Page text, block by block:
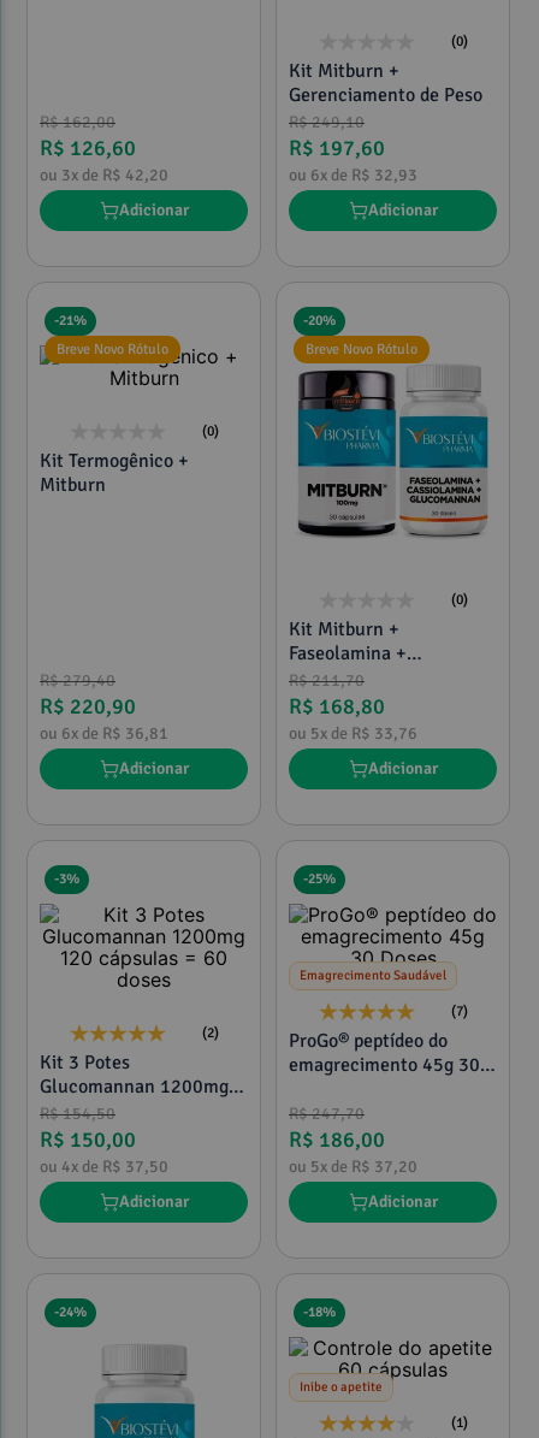
R$162,00
R$ 126,60
ou 3x de R$ 42,20
Adicionar
(0)
Kit Mitburn +
Gerenciamento de Peso
R$249,10
R$ 197,60
ou 6x de R$ 32,93
Adicionar
-21%
Breve Novo Rótulo
(0)
Kit Termogênico +
Mitburn
R$279,40
R$ 220,90
ou 6x de R$ 36,81
Adicionar
-20%
Breve Novo Rótulo
(0)
Kit Mitburn +
Faseolamina +
Cassiolamina +
Glucomannan - Bioblock
R$211,70
R$ 168,80
ou 5x de R$ 33,76
Adicionar
-3%
(2)
Kit 3 Potes
Glucomannan 1200mg
120 cápsulas = 60 doses
R$154,50
R$ 150,00
ou 4x de R$ 37,50
Adicionar
-25%
Emagrecimento Saudável
(7)
ProGo® peptídeo do
emagrecimento 45g 30
R$247,70
R$ 186,00
ou 5x de R$ 37,20
Adicionar
-24% -18%
Inibe o apetite
(1)